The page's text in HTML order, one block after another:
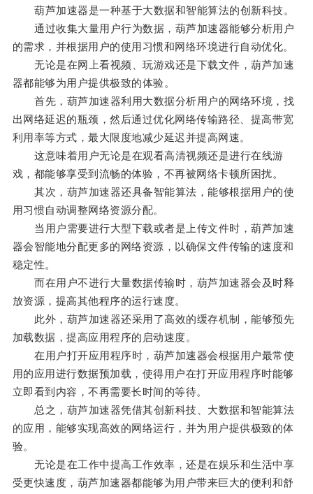
葫芦加速器是一种基于大数据和智能算法的创新科技。
通过收集大量用户行为数据，葫芦加速器能够分析用户
的需求，并根据用户的使用习惯和网络环境进行自动优化。
无论是在网上看视频、玩游戏还是下载文件，葫芦加速
器都能够为用户提供极致的体验。
首先，葫芦加速器利用大数据分析用户的网络环境，找
出网络延迟的瓶颈，然后通过优化网络传输路径、提高带宽
利用率等方式，最大限度地减少延迟并提高网速。
这意味着用户无论是在观看高清视频还是进行在线游
戏，都能够享受到流畅的体验，不再被网络卡顿所困扰。
其次，葫芦加速器还具备智能算法，能够根据用户的使
用习惯自动调整网络资源分配。
当用户需要进行大型下载或者是上传文件时，葫芦加速
器会智能地分配更多的网络资源，以确保文件传输的速度和
稳定性。
而在用户不进行大量数据传输时，葫芦加速器会及时释
放资源，提高其他程序的运行速度。
此外，葫芦加速器还采用了高效的缓存机制，能够预先
加载数据，提高应用程序的启动速度。
在用户打开应用程序时，葫芦加速器会根据用户最常使
用的应用进行数据预加载，使得用户在打开应用程序时能够
立即看到内容，不再需要长时间的等待。
总之，葫芦加速器凭借其创新科技、大数据和智能算法
的应用，能够实现高效的网络运行，并为用户提供极致的体
验。
无论是在工作中提高工作效率，还是在娱乐和生活中享
受更快速度，葫芦加速器都能够为用户带来巨大的便利和舒